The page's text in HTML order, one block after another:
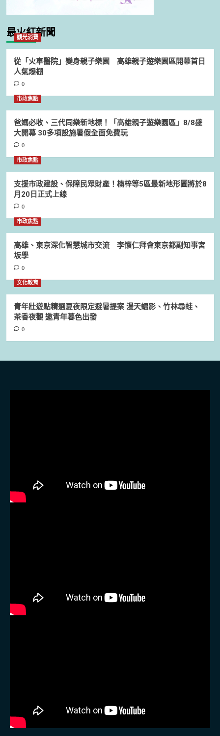
最火紅新聞
觀光消費
從「火車醫院」變身親子樂園 高雄親子遊樂園區開幕首日
人氣爆棚
0
市政焦點
爸媽必收、三代同樂新地標！「高雄親子遊樂園區」8/8盛
大開幕 30多項設施暑假全面免費玩
0
市政焦點
支援市政建設、保障民眾財產！楠梓等5區最新地形圖將於8
月20日正式上線
0
市政焦點
高雄、東京深化智慧城市交流 李懷仁拜會東京都副知事宮
坂學
0
文化教育
青年壯遊點精選夏夜限定避暑提案 漫天蝠影、竹林尋蛙、
茶香夜觀 邀青年暮色出發
0